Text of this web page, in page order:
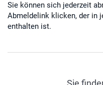
Sie können sich jederzeit
Abmeldelink klicken, der in
enthalten ist.